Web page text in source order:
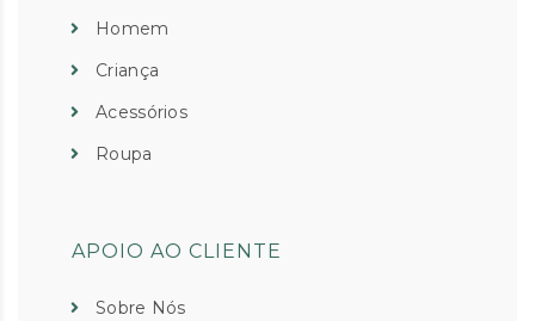
Homem
Criança
Acessórios
Roupa
APOIO AO CLIENTE
Sobre Nós